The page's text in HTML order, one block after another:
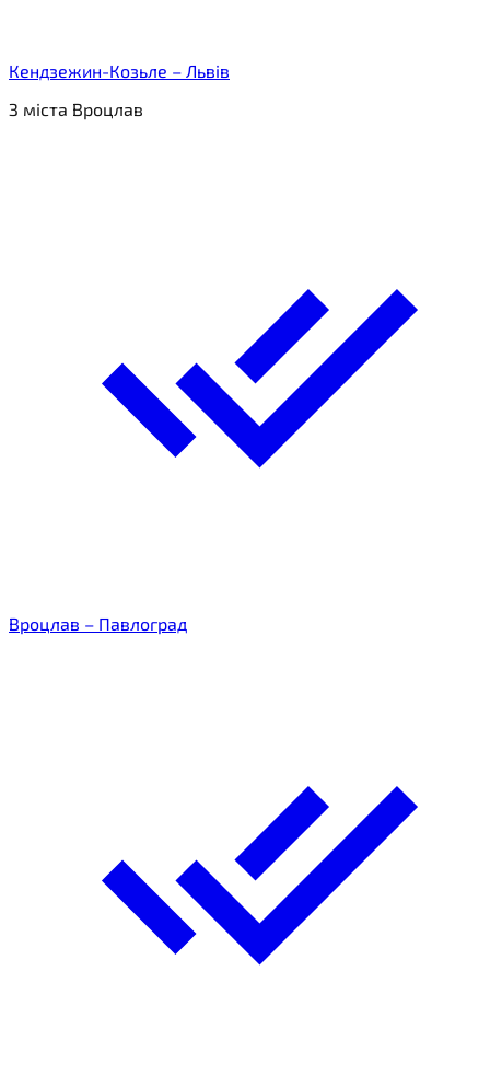
Кендзежин-Козьле – Львів
З міста Вроцлав
Вроцлав – Павлоград